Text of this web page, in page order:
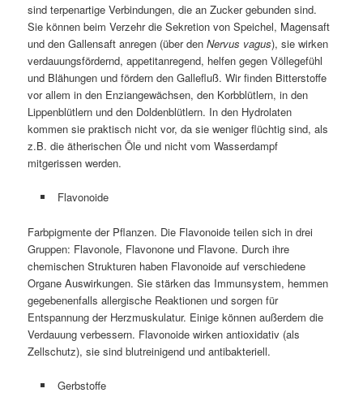
sind terpenartige Verbindungen, die an Zucker gebunden sind.
Sie können beim Verzehr die Sekretion von Speichel, Magensaft
und den Gallensaft anregen (über denNervus vagus), sie wirken
verdauungsfördernd, appetitanregend, helfen gegen Völlegefühl
und Blähungen und fördern den Gallefluß. Wir finden Bitterstoffe
vor allem in den Enziangewächsen, den Korbblütlern, in den
Lippenblütlern und den Doldenblütlern. In den Hydrolaten
kommen sie praktisch nicht vor, da sie weniger flüchtig sind, als
z.B. die ätherischen Öle und nicht vom Wasserdampf
mitgerissen werden.
Flavonoide
Farbpigmente der Pflanzen. Die Flavonoide teilen sich in drei
Gruppen: Flavonole, Flavonone und Flavone. Durch ihre
chemischen Strukturen haben Flavonoide auf verschiedene
Organe Auswirkungen. Sie stärken das Immunsystem, hemmen
gegebenenfalls allergische Reaktionen und sorgen für
Entspannung der Herzmuskulatur. Einige können außerdem die
Verdauung verbessern. Flavonoide wirken antioxidativ (als
Zellschutz), sie sind blutreinigend und antibakteriell.
Gerbstoffe